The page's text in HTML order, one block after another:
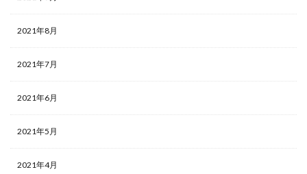
2021年8月
2021年7月
2021年6月
2021年5月
2021年4月